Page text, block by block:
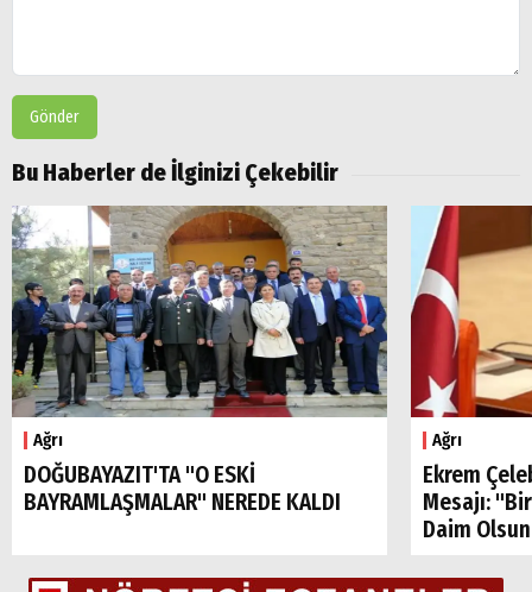
Gönder
Bu Haberler de İlginizi Çekebilir
Ağrı
DOĞUBAYAZIT'TA "O ESKİ
BAYRAMLAŞMALAR" NEREDE KALDI
Ağrı
Ekrem
Mesajı:
Daim